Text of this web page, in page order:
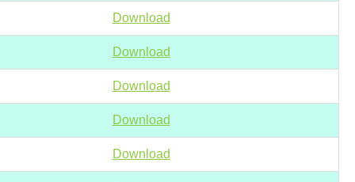
Download
Download
Download
Download
Download